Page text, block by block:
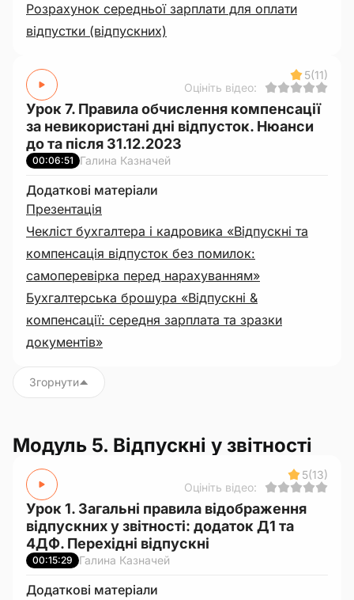
Розрахунок середньої зарплати для оплати
відпустки (відпускних)
5(11)
Оцініть відео:
Урок 7. Правила обчислення компенсації
за невикористані дні відпусток. Нюанси
до та після 31.12.2023
00:06:51 Галина Казначей
Додаткові матеріали
Презентація
Чекліст бухгалтера і кадровика «Відпускні та
компенсація відпусток без помилок:
самоперевірка перед нарахуванням»
Бухгалтерська брошура «Відпускні &
компенсації: середня зарплата та зразки
документів»
Згорнути
Модуль 5. Відпускні у звітності
5(13)
Оцініть відео:
Урок 1. Загальні правила відображення
відпускних у звітності: додаток Д1 та
4ДФ. Перехідні відпускні
00:15:29 Галина Казначей
Додаткові матеріали